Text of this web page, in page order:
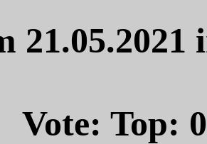
Vote: Top: 0